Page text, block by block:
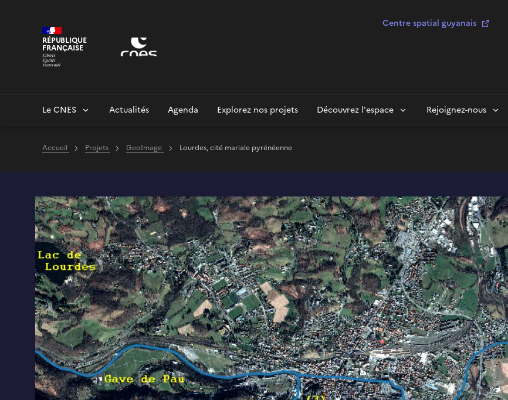
RÉPUBLIQUE
FRANÇAISE
Centre spatial guyanais
Le CNES Actualités Agenda Explorez nos projets Découvrez l'espace Rejoignez-nous
Accueil Projets GeoImage Lourdes, cité mariale pyrénéenne